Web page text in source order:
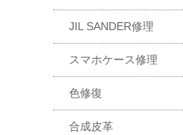
JIL SANDER修理
スマホケース修理
色修復
合成皮革